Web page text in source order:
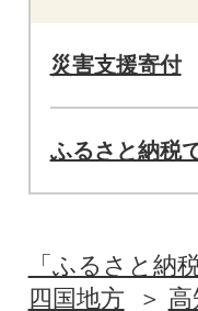
災害支援寄付
ふるさと納税
「ふるさと納
四国地方
高